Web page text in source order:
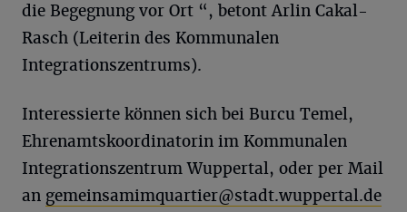
die Begegnung vor Ort “, betont Arlin Cakal-
Rasch (Leiterin des Kommunalen
Integrationszentrums).
Interessierte können sich bei Burcu Temel,
Ehrenamtskoordinatorin im Kommunalen
Integrationszentrum Wuppertal, oder per Mail
an gemeinsamimquartier@stadt.wuppertal.de